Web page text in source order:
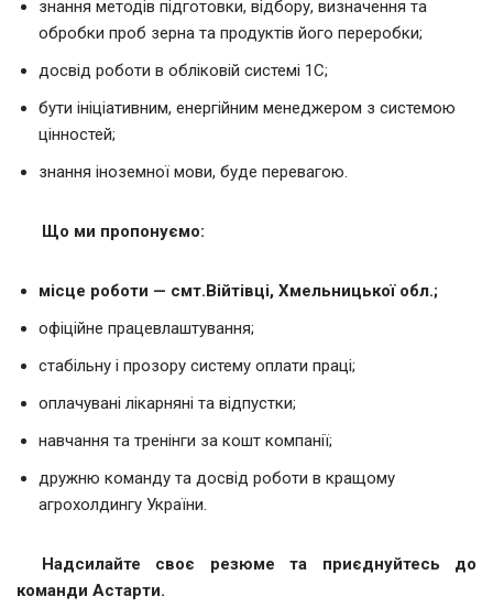
знання методів підготовки, відбору, визначення та
обробки проб зерна та продуктів його переробки;
досвід роботи в обліковій системі 1С;
бути ініціативним, енергійним менеджером з системою
цінностей;
знання іноземної мови, буде перевагою.
Що ми пропонуємо:
місце роботи — смт.Війтівці, Хмельницької обл.;
офіційне працевлаштування;
стабільну і прозору систему оплати праці;
оплачувані лікарняні та відпустки;
навчання та тренінги за кошт компанії;
дружню команду та досвід роботи в кращому
агрохолдингу України.
Надсилайте своє резюме та приєднуйтесь до
команди Астарти.